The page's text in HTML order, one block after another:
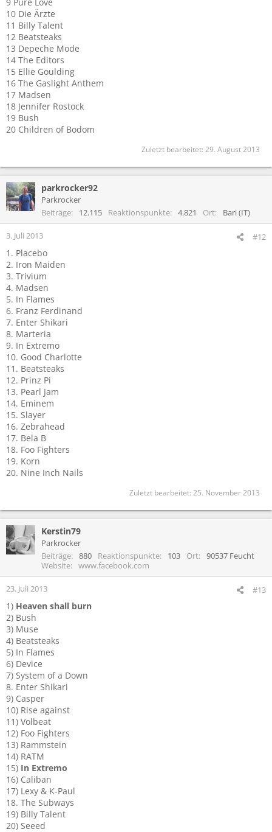
10 Die Ärzte
11 Billy Talent
12 Beatsteaks
13 Depeche Mode
14 The Editors
15 Ellie Goulding
16 The Gaslight Anthem
17 Madsen
18 Jennifer Rostock
19 Bush
20 Children of Bodom
Zuletzt bearbeitet: 29. August 2013
parkrocker92
Parkrocker
Beiträge
12.115 Reaktionspunkte 4.821 Ort Bari (IT)
3. Juli 2013 #12
1. Placebo
2. Iron Maiden
3. Trivium
4. Madsen
5. In Flames
6. Franz Ferdinand
7. Enter Shikari
8. Marteria
9. In Extremo
10. Good Charlotte
11. Beatsteaks
12. Prinz Pi
13. Pearl Jam
14. Eminem
15. Slayer
16. Zebrahead
17. Bela B
18. Foo Fighters
19. Korn
20. Nine Inch Nails
Zuletzt bearbeitet: 25. November 2013
Kerstin79
Parkrocker
Beiträge
880 Reaktionspunkte 103 Ort
90537 Feucht
Website
www.facebook.com
23. Juli 2013 #13
1) Heaven shall burn
2) Bush
3) Muse
4) Beatsteaks
5) In Flames
6) Device
7) System of a Down
8. Enter Shikari
9) Casper
10) Rise against
11) Volbeat
12) Foo Fighters
13) Rammstein
14) RATM
15) In Extremo
16) Caliban
17) Lexy & K-Paul
18. The Subways
19) Billy Talent
20) Seeed